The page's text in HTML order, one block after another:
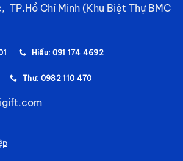
TP.Hồ Chí Minh (Khu Biệt Thự BMC
Hiếu: 091 174 4692
Thư: 0982 110 470